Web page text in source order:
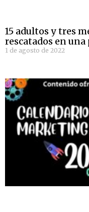
15 adultos y tres
rescatados en
1 de agosto de 2022